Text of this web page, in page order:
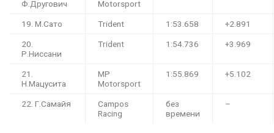
Ф.Другович
Motorsport
19. М.Сато Trident 1:53.658 +2.891
20.
Р.Ниссани
Trident 1:54.736 +3.969
21.
Н.Мацусита
MP
Motorsport
1:55.869 +5.102
22. Г.Самайя
Campos
Racing
без
времени
–